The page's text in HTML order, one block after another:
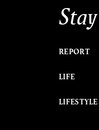
REPORT
LIFE
LIFESTYLE